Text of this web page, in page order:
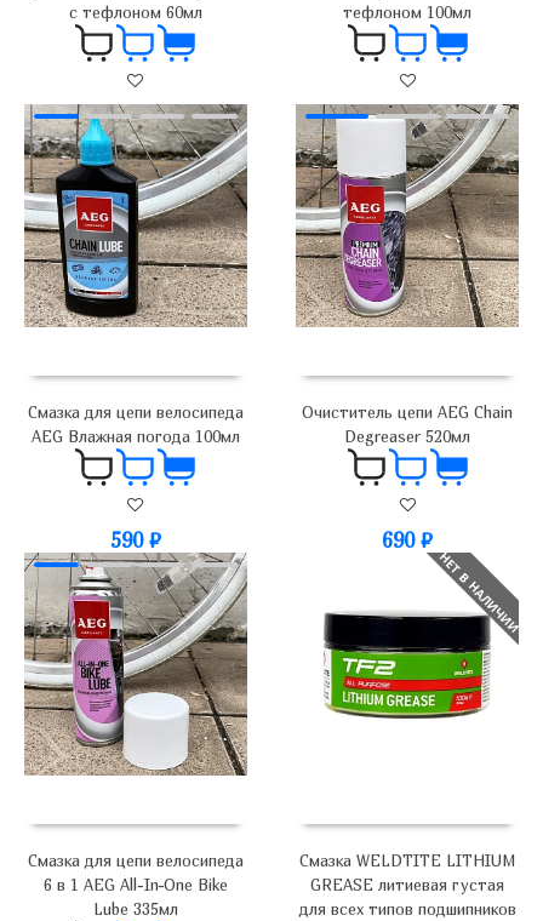
с тефлоном 60мл
490₽
тефлоном 100мл
590₽
Смазка для цепи велосипеда
AEG Влажная погода 100мл
590 ₽
Очиститель цепи AEG Chain
Degreaser 520мл
690₽
Смазка для цепи велосипеда
6 в 1 AEG All-In-One Bike
Lube 335мл
НЕТ В НАЛИЧИИ
Смазка WELDTITE LITHIUM
GREASE литиевая густая
для всех типов подшипников